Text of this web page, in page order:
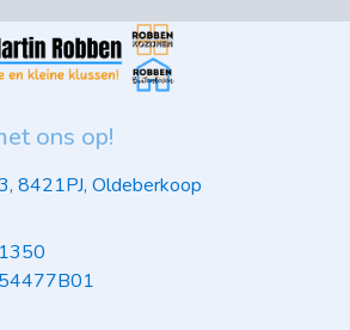
ons op!
8421PJ, Oldeberkoop